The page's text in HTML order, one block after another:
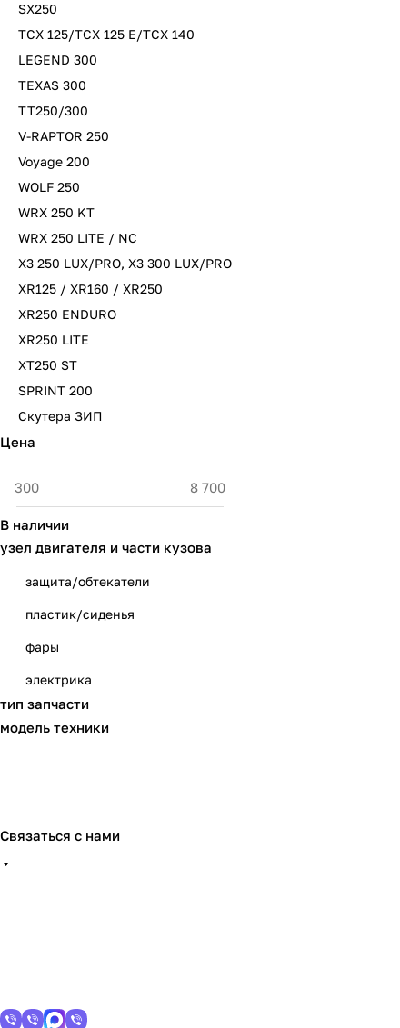
SX250
TCX 125/TCX 125 E/TCX 140
LEGEND 300
TEXAS 300
TT250/300
V-RAPTOR 250
Voyage 200
WOLF 250
WRX 250 KT
WRX 250 LITE / NC
X3 250 LUX/PRO, X3 300 LUX/PRO
XR125 / XR160 / XR250
XR250 ENDURO
XR250 LITE
XT250 ST
SPRINT 200
Скутера ЗИП
Цена
В наличии
узел двигателя и части кузова
защита/обтекатели
пластик/сиденья
фары
электрика
тип запчасти
модель техники
Связаться с нами